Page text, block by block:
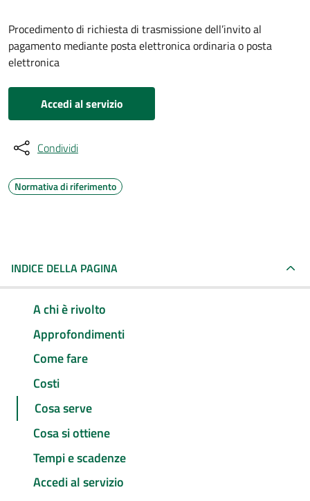
Procedimento di richiesta di trasmissione dell’invito al
pagamento mediante posta elettronica ordinaria o posta
elettronica
Accedi al servizio
Condividi
Normativa di riferimento
INDICE DELLA PAGINA
A chi è rivolto
Approfondimenti
Come fare
Costi
Cosa serve
Cosa si ottiene
Tempi e scadenze
Accedi al servizio